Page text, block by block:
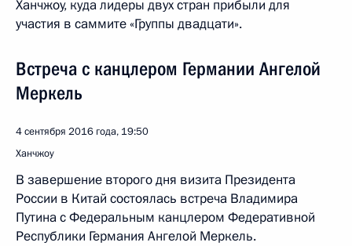
Ханчжоу, куда лидеры двух стран прибыли для
участия в саммите «Группы двадцати».
Встреча с канцлером Германии Ангелой
Меркель
4 сентября 2016 года, 19:50
Ханчжоу
В завершение второго дня визита Президента
России в Китай состоялась встреча Владимира
Путина с Федеральным канцлером Федеративной
Республики Германия Ангелой Меркель.